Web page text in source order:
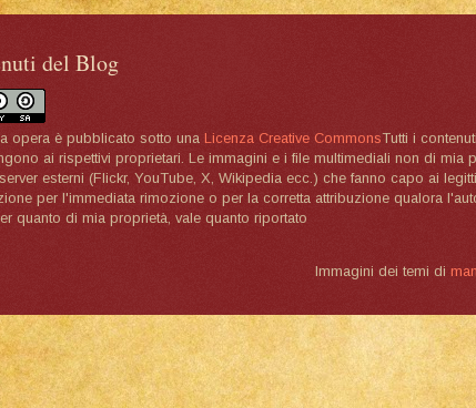
del Blog
opera è pubblicato sotto una Licenza Creative CommonsTutti i
ai rispettivi proprietari. Le immagini e i file multimediali non di
esterni (Flickr, YouTube, X, Wikipedia ecc.) che fanno capo ai
per l'immediata rimozione o per la corretta attribuzione qualora
quanto di mia proprietà, vale quanto riportato
Immagini dei temi di